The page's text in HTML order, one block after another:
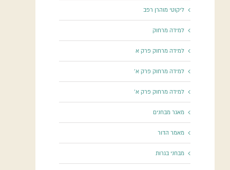
ליקוטי מוהרן רפב
למידה מרחוק
למידה מרחוק פרק א
למידה מרחוק פרק א'
למידה מרחוק פרק א'
מאגר מבחנים
מאמר הדור
מבחני בגרות